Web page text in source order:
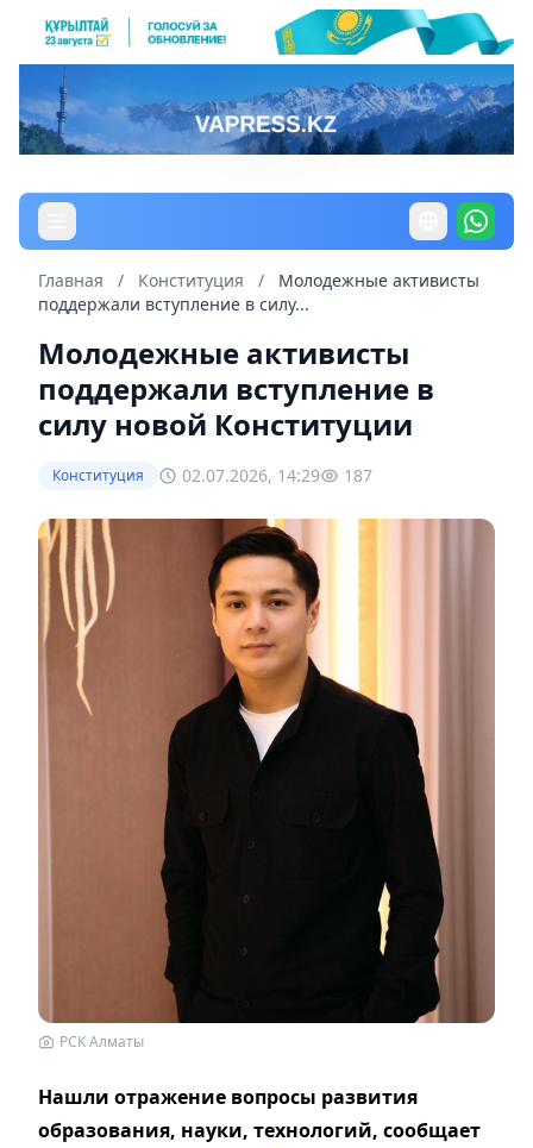
Главная / Конституция /
Молодежные активисты
поддержали вступление в силу...
Молодежные активисты
поддержали вступление в
силу новой Конституции
Конституция 02.07.2026, 14:29 187
РСК Алматы
Нашли отражение вопросы развития
образования, науки, технологий, сообщает